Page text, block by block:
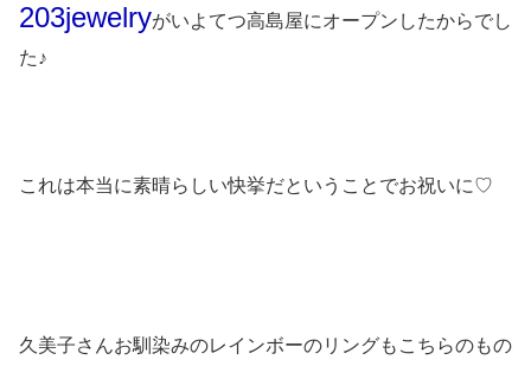
203jewelryがいよてつ高島屋にオープンしたからでし
た♪
これは本当に素晴らしい快挙だということでお祝いに♡
久美子さんお馴染みのレインボーのリングもこちらのもの